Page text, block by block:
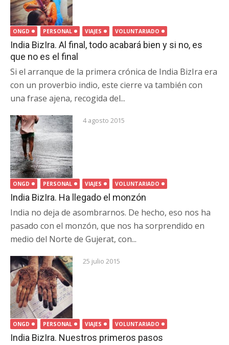
ONGD PERSONAL VIAJES VOLUNTARIADO
India BizIra. Al final, todo acabará bien y si no, es
que no es el final
Si el arranque de la primera crónica de India BizIra era
con un proverbio indio, este cierre va también con
una frase ajena, recogida del...
4 agosto 2015
ONGD PERSONAL VIAJES VOLUNTARIADO
India BizIra. Ha llegado el monzón
India no deja de asombrarnos. De hecho, eso nos ha
pasado con el monzón, que nos ha sorprendido en
medio del Norte de Gujerat, con...
25 julio 2015
ONGD PERSONAL VIAJES VOLUNTARIADO
India BizIra. Nuestros primeros pasos